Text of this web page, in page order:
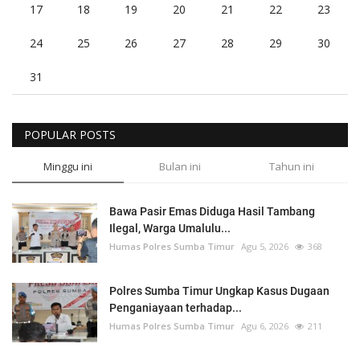
17 18 19 20 21 22 23
24 25 26 27 28 29 30
31
POPULAR POSTS
Minggu ini Bulan ini Tahun ini
Bawa Pasir Emas Diduga Hasil Tambang
Ilegal, Warga Umalulu...
Humas Polres Sumba Timur Agu 5, 2026 368
Polres Sumba Timur Ungkap Kasus Dugaan
Penganiayaan terhadap...
Humas Polres Sumba Timur Agu 6, 2026 211